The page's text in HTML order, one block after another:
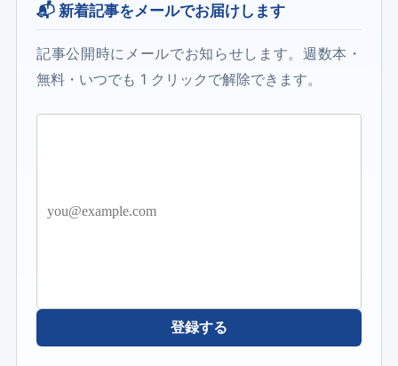
📬 新着記事をメールでお届けします
記事公開時にメールでお知らせします。週数本・
無料・いつでも 1 クリックで解除できます。
登録する